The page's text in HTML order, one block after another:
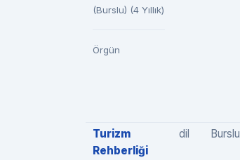
(Burslu) (4 Yıllık)
Örgün
Turizm
Rehberliği
dil Burslu